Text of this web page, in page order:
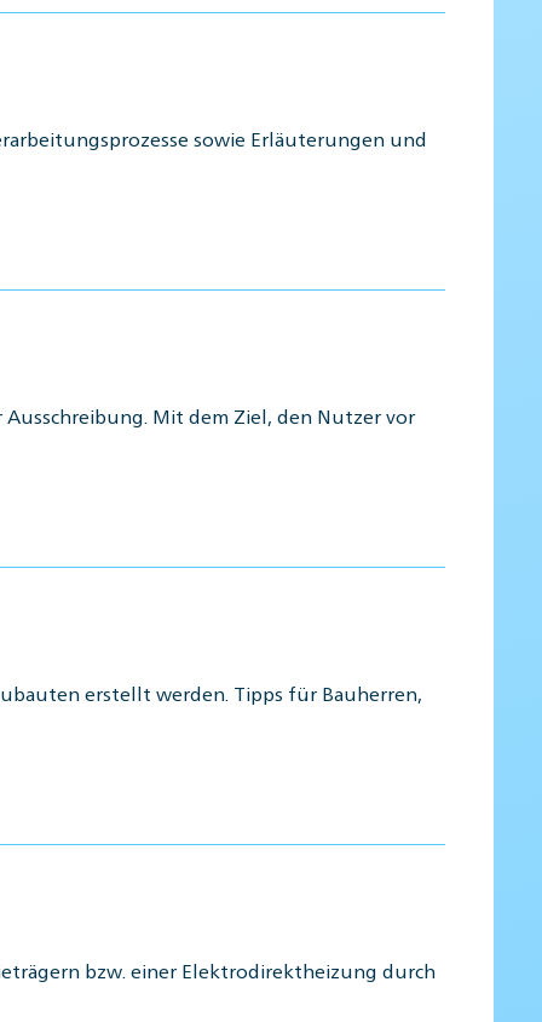
sowie Erläuterungen und
Mit dem Ziel, den Nutzer vor
erstellt werden. Tipps für Bauherren,
bzw. einer Elektrodirektheizung durch